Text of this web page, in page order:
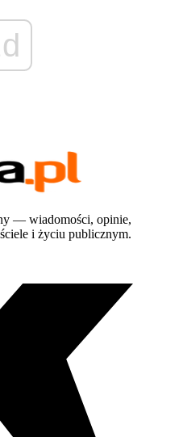
— wiadomości, opinie,
i życiu publicznym.